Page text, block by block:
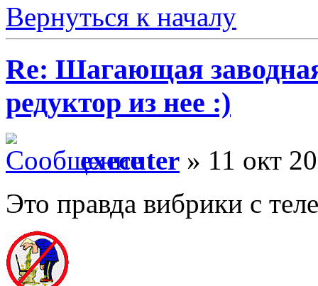
Вернуться к началу
Re: Шагающая
редуктор из нее :)
executer » 11 окт
Это правда вибрики с